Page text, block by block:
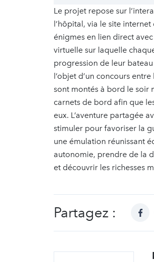
Le projet repose sur
l’hôpital, via le site
énigmes en lien direct
virtuelle sur laquelle
progression de leur
l’objet d’un concours
sont montés à bord le soir
carnets de bord afin que
eux. L’aventure partagée
stimuler pour favoriser la
une émulation réunissant
autonomie, prendre de la
et découvrir les richesses
Partagez :